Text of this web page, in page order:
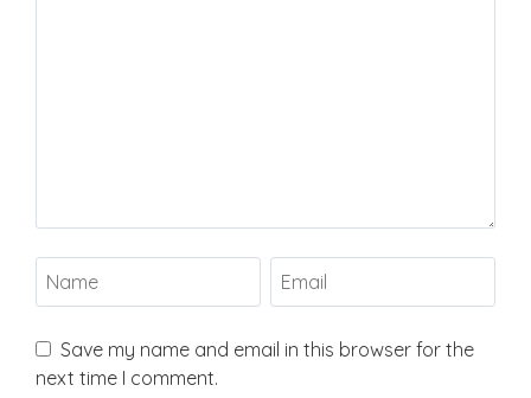
Save my name and email in this browser for the
next time I comment.